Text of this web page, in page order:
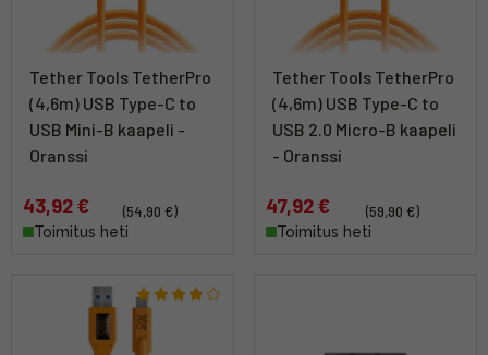
Tether Tools TetherPro
(4,6m) USB Type-C to
USB Mini-B kaapeli -
Oranssi
43,92 €
(54,90 €)
Toimitus heti
Tether Tools TetherPro
(4,6m) USB Type-C to
USB 2.0 Micro-B kaapeli
- Oranssi
47,92 €
(59,90 €)
Toimitus heti